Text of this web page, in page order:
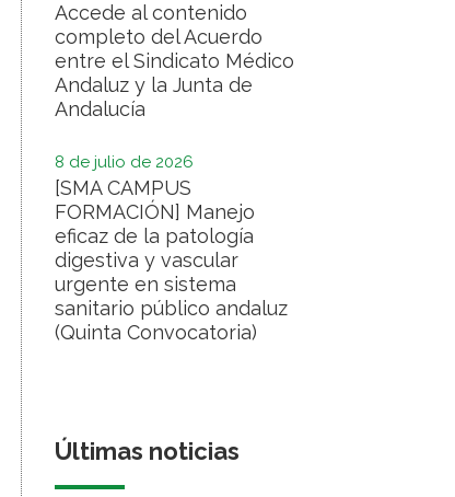
Accede al contenido
completo del Acuerdo
entre el Sindicato Médico
Andaluz y la Junta de
Andalucía
8 de julio de 2026
[SMA CAMPUS
FORMACIÓN] Manejo
eficaz de la patología
digestiva y vascular
urgente en sistema
sanitario público andaluz
(Quinta Convocatoria)
Últimas noticias